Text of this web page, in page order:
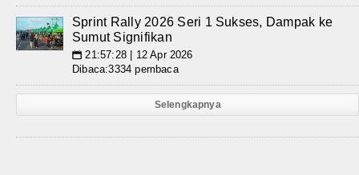
Sprint Rally 2026 Seri 1 Sukses, Dampak ke
Sumut Signifikan
📅 21:57:28 | 12 Apr 2026
Dibaca:3334 pembaca
Selengkapnya